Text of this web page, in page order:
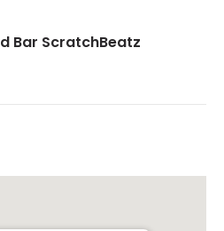
Bar ScratchBeatz